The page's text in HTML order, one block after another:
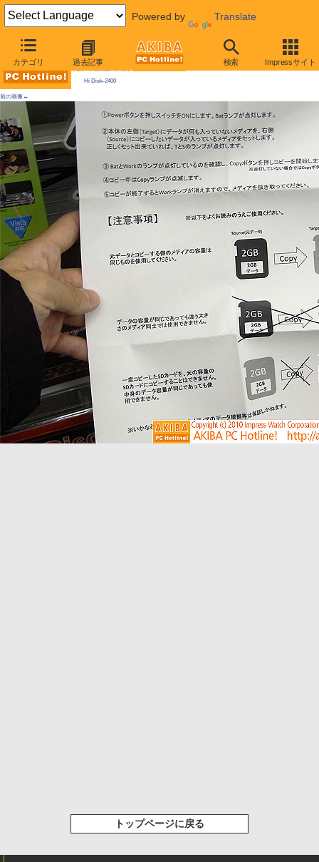
Powered by Translate
カテゴリ 過去記事 検索 Impressサイト
AKIBA PC Hotline! 2010年1月23日号
Hi Disk-2400
前の画像←
トップページに戻る